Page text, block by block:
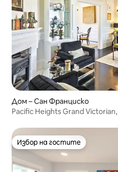
Дом – Сан Франциско
Pacific Heights Grand
Избор на гостите
Избор на гостите